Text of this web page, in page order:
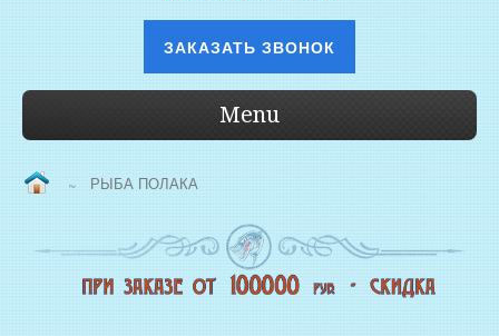
ЗАКАЗАТЬ ЗВОНОК
Menu
ВОПРОС/ОТВЕТ
НАША ПРОДУКЦИЯ
НОВЫЙ КОПТИЛЬНЫЙ ЦЕХ
~ РЫБА ПОЛАКА